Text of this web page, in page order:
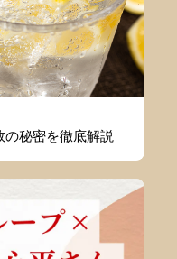
の秘密を徹底解説